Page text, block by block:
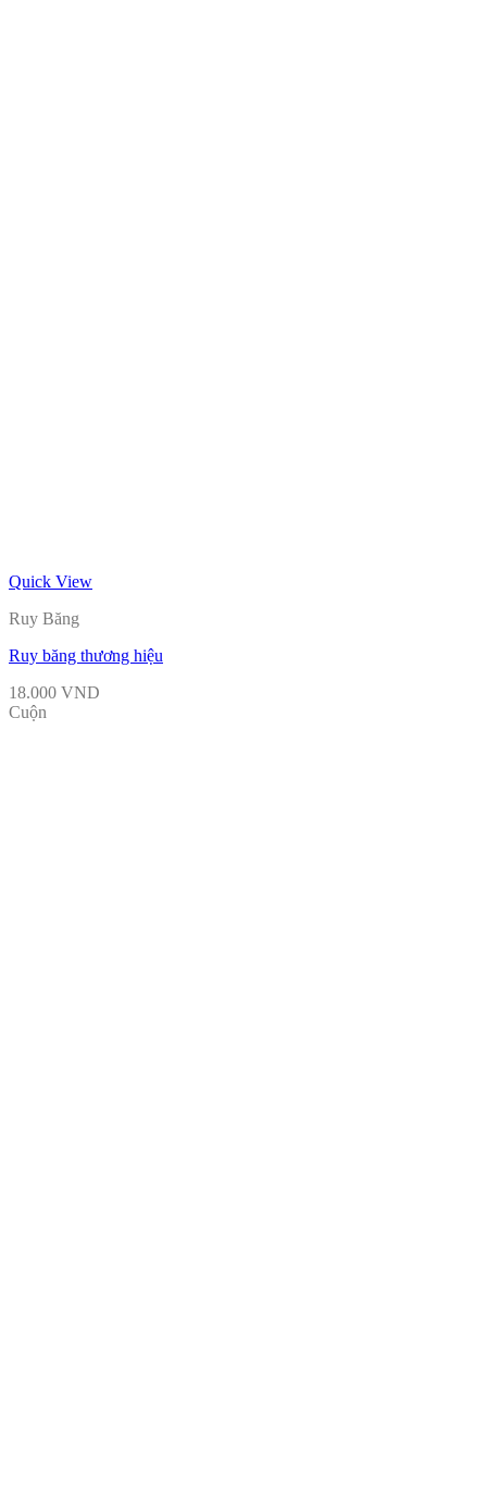
Quick View
Ruy Băng
Ruy băng thương hiệu
18.000 VND
Cuộn